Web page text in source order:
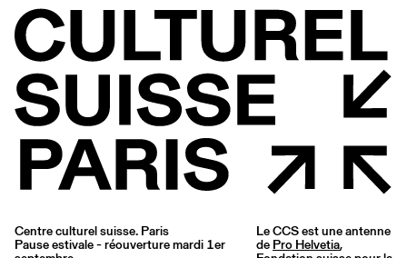
Centre culturel suisse. Paris
Pause estivale - réouverture mardi 1er
Le CCS est une antenne
de Pro Helvetia,